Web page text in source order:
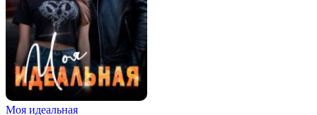
Моя идеальная